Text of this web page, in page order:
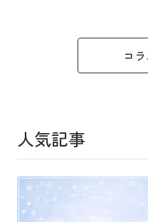
コ
人気記事